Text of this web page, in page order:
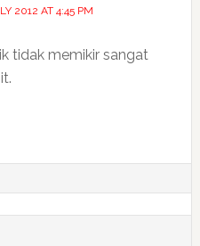
2012 AT 4:45 PM
tidak memikir sangat